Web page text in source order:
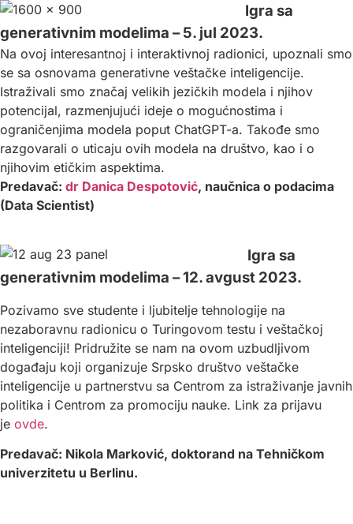
Igra sa
generativnim modelima – 5. jul 2023.
Na ovoj interesantnoj i interaktivnoj radionici, upoznali smo
se sa osnovama generativne veštačke inteligencije.
Istraživali smo značaj velikih jezičkih modela i njihov
potencijal, razmenjujući ideje o mogućnostima i
ograničenjima modela poput ChatGPT-a. Takođe smo
razgovarali o uticaju ovih modela na društvo, kao i o
njihovim etičkim aspektima.
Predavač: dr Danica Despotović, naučnica o podacima
(Data Scientist)
Igra sa
generativnim modelima – 12. avgust 2023.
Pozivamo sve studente i ljubitelje tehnologije na
nezaboravnu radionicu o Turingovom testu i veštačkoj
inteligenciji! Pridružite se nam na ovom uzbudljivom
događaju koji organizuje Srpsko društvo veštačke
inteligencije u partnerstvu sa Centrom za istraživanje javnih
politika i Centrom za promociju nauke. Link za prijavu
je ovde.
Predavač: Nikola Marković, doktorand na Tehničkom
univerzitetu u Berlinu.